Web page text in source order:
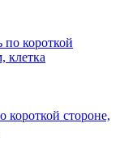
короткой стороне,